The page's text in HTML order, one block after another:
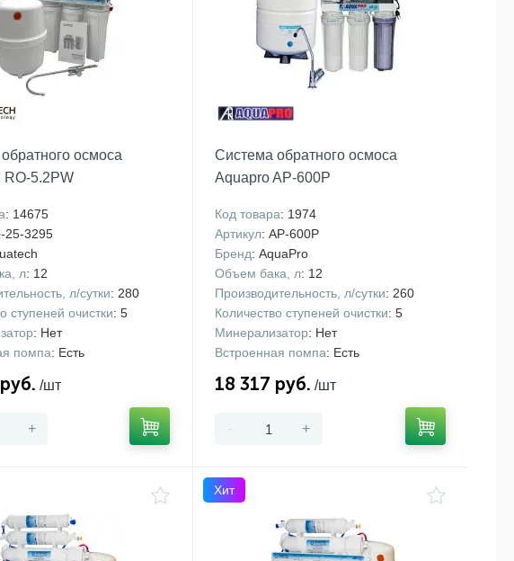
осмоса
RO-5.2PW
: 14675
25-3295
л: 12
л/сутки: 280
ступеней очистки: 5
: Нет
помпа: Есть
/шт
+
Система обратного осмоса
Aquapro AP-600P
Код товара: 1974
Артикул: AP-600P
Бренд: AquaPro
Объем бака, л: 12
Производительность, л/сутки: 260
Количество ступеней очистки: 5
Минерализатор: Нет
Встроенная помпа: Есть
18 317 руб. /шт
- +
Хит